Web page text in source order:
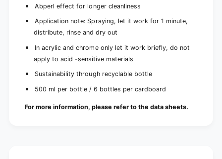
Abperl effect for longer cleanliness
Application note: Spraying, let it work for 1 minute,
distribute, rinse and dry out
In acrylic and chrome only let it work briefly, do not
apply to acid -sensitive materials
Sustainability through recyclable bottle
500 ml per bottle / 6 bottles per cardboard
For more information, please refer to the data sheets.